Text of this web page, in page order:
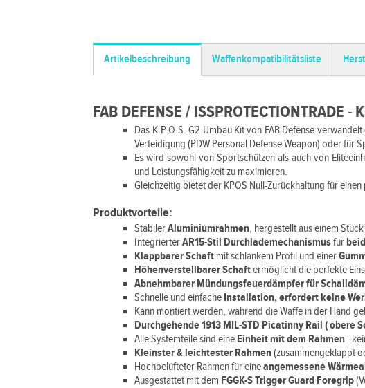
Artikelbeschreibung Waffenkompatibilitätsliste
FAB DEFENSE / ISSPROTECTIONTRADE -
Das K.P.O.S. G2 Umbau Kit von FAB Defense
Verteidigung (PDW Personal Defense Weapon) oder für
Es wird sowohl von Sportschützen als auch von
und Leistungsfähigkeit zu maximieren.
Gleichzeitig bietet der KPOS Null-Zurückhaltung für
Produktvorteile:
StabilerAluminiumrahmen, hergestellt aus einem Stück
IntegrierterAR15-Stil Durchlademechanismusfür
Klappbarer Schaft mit schlankem Profil und einer
Höhenverstellbarer Schaftermöglicht die perfekte
Abnehmbarer Mündungsfeuerdämpfer für
Schnelle und einfache Installation, erfordert keine
Kann montiert werden, während die Waffe in der Hand
Durchgehende 1913 MIL-STD Picatinny Rail ( obere
Alle Systemteile sind eine Einheit mit dem Rahmen -
Kleinster & leichtester Rahmen (zusammengeklappt
Hochbelüfteter Rahmen für eineangemessene
Ausgestattet mit dem FGGK-S Trigger Guard Foregrip